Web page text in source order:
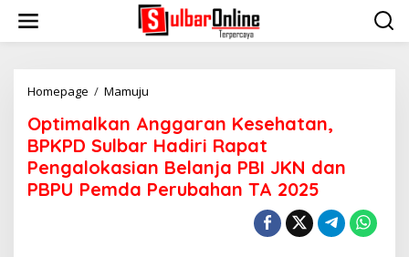
i
Homepage / Mamuju
t
m
a
l
Optimalkan Anggaran Kesehatan,
BPKPD Sulbar Hadiri Rapat
Pengalokasian Belanja PBI JKN dan
PBPU Pemda Perubahan TA 2025